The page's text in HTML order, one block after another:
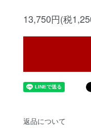
13,750円(税
返品について